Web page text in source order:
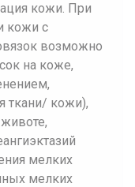
кожи. При
кожи с
возможно
на коже,
ткани/ кожи),
мелких
мелких